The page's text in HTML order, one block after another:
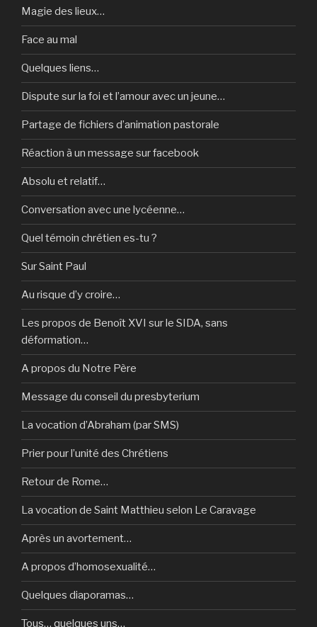
Magie des lieux…
Face au mal
Quelques liens…
Dispute sur la foi et l’amour avec un jeune…
Partage de fichiers d’animation pastorale
Réaction à un message sur facebook
Absolu et relatif…
Conversation avec une lycéenne…
Quel témoin chrétien es-tu ?
Sur Saint Paul
Au risque d’y croire…
Les propos de Benoît XVI sur le SIDA, sans
déformation…
A propos du Notre Père
Message du conseil du presbyterium
La vocation d’Abraham (par SMS)
Prier pour l’unité des Chrétiens
Retour de Rome…
La vocation de Saint Matthieu selon Le Caravage
Après un avortement…
A propos d’homosexualité…
Quelques diaporamas…
Tous… quelques uns…